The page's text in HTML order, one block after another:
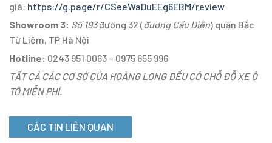
giá: https://g.page/r/CSeeWaDuEEg6EBM/review
Showroom 3: Số 193đường 32 (đường Cầu Diễn) quận Bắc
Từ Liêm, TP Hà Nội
Hotline: 0243 951 0063 – 0975 655 996
TẤT CẢ CÁC CƠ SỞ CỦA HOÀNG LONG ĐỀU CÓ CHỖ ĐỖ XE Ô
TÔ MIỄN PHÍ.
CÁC TIN LIÊN QUAN